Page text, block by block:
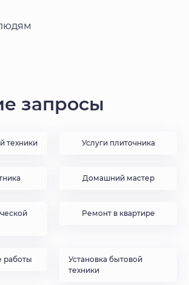
запросы
техники Услуги плиточника
Домашний мастер
Ремонт в квартире
работы
Установка бытовой
техники